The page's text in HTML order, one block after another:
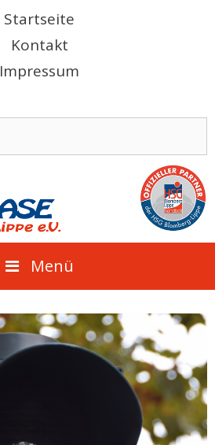
Startseite
Kontakt
Impressum
Menü